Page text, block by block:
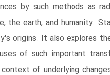
by such methods as
the earth, and humanity.
origins. It also explores
of such important
of underlying